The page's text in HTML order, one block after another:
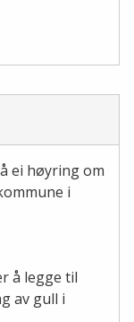
ei høyring om
i
å legge til
av gull i